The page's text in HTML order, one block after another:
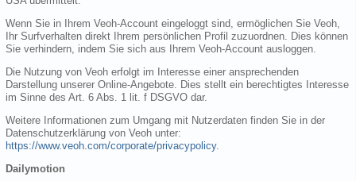
Wenn Sie in Ihrem Veoh-Account eingeloggt sind, ermöglichen Sie Veoh,
Ihr Surfverhalten direkt Ihrem persönlichen Profil zuzuordnen. Dies können
Sie verhindern, indem Sie sich aus Ihrem Veoh-Account ausloggen.
Die Nutzung von Veoh erfolgt im Interesse einer ansprechenden
Darstellung unserer Online-Angebote. Dies stellt ein berechtigtes Interesse
im Sinne des Art. 6 Abs. 1 lit. f DSGVO dar.
Weitere Informationen zum Umgang mit Nutzerdaten finden Sie in der
Datenschutzerklärung von Veoh unter:
https://www.veoh.com/corporate/privacypolicy.
Dailymotion